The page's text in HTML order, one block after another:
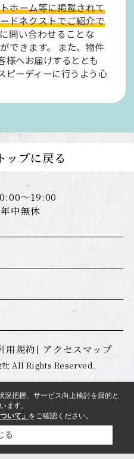
ホーム等に掲載されて
ドネクストでご紹介で
問い合わせることな
できます。
また、物件
様へお届けするととも
ピーディーに行うよう心
ップに戻る
～19:00
中無休
用規約 アクセスマップ
社 All Rights Reserved.
況把握、サービス向上検討を目的と
ます。
いて」 をご確認ください。
る